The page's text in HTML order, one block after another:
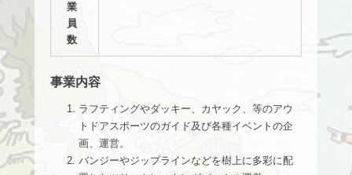
業
員
数
事業内容
ラフティングやダッキー、カヤック、等のアウ
トドアスポーツのガイド及び各種イベントの企
画、運営。
バンジーやジップラインなどを樹上に多彩に配